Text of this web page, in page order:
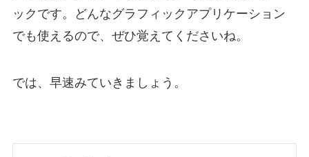
ックです。どんなグラフィックアプリケーション
でも使えるので、ぜひ覚えてくださいね。
では、早速みていきましょう。